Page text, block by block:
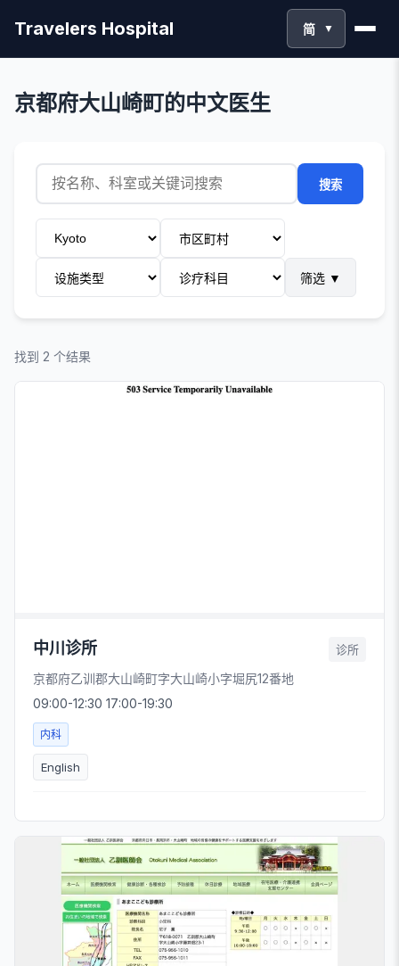
Travelers Hospital 简 ▼
京都府大山崎町的中文医生
搜索
筛选 ▼
找到 2 个结果
中川诊所 诊所
京都府乙训郡大山崎町字大山崎小字堀尻12番地
09:00-12:30 17:00-19:30
内科
English